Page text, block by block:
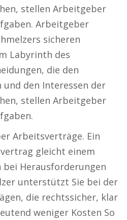
stellen Arbeitgeber
Arbeitgeber
sicheren
Labyrinth des
die den
den Interessen der
stellen Arbeitgeber
Arbeitsverträge. Ein
gleicht einem
bei Herausforderungen
unterstützt Sie bei der
die rechtssicher, klar
weniger Kosten So